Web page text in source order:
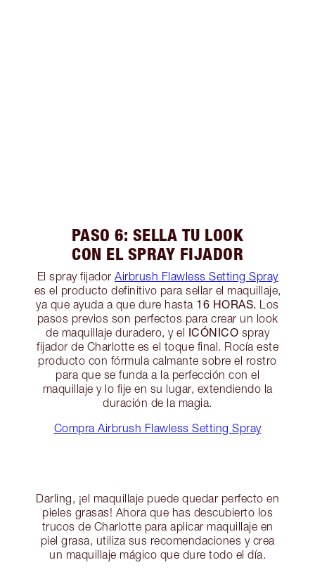
PASO 6: SELLA TU LOOK
CON EL SPRAY FIJADOR
El spray fijador Airbrush Flawless Setting Spray
es el producto definitivo para sellar el maquillaje,
ya que ayuda a que dure hasta 16 HORAS. Los
pasos previos son perfectos para crear un look
de maquillaje duradero, y el ICÓNICO spray
fijador de Charlotte es el toque final. Rocía este
producto con fórmula calmante sobre el rostro
para que se funda a la perfección con el
maquillaje y lo fije en su lugar, extendiendo la
duración de la magia.
Compra Airbrush Flawless Setting Spray
Darling, ¡el maquillaje puede quedar perfecto en
pieles grasas! Ahora que has descubierto los
trucos de Charlotte para aplicar maquillaje en
piel grasa, utiliza sus recomendaciones y crea
un maquillaje mágico que dure todo el día.